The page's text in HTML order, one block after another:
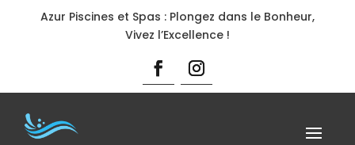
Azur Piscines et Spas : Plongez dans le Bonheur,
Vivez l’Excellence !